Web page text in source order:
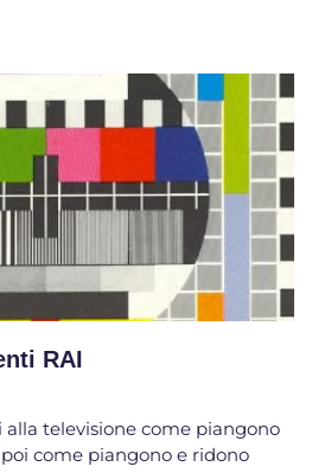
RAI
televisione come piangono
come piangono e ridono